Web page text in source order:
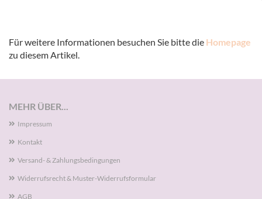
Für weitere Informationen besuchen Sie bitte die Homepage
zu diesem Artikel.
MEHR ÜBER...
Impressum
Kontakt
Versand- & Zahlungsbedingungen
Widerrufsrecht & Muster-Widerrufsformular
AGB